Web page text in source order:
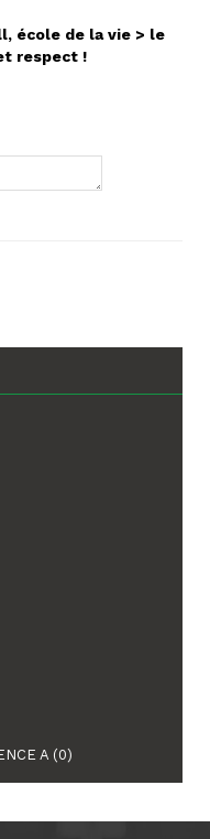
école de la vie > le
respect !
A (0)